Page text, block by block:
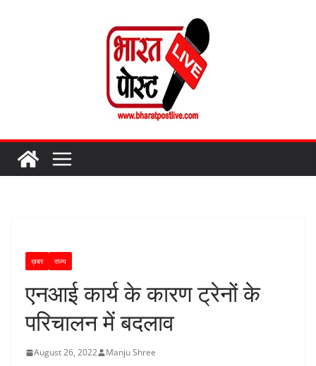
ख़बर राज्य
एनआई कार्य के कारण ट्रेनों के
परिचालन में बदलाव
August 26, 2022 Manju Shree